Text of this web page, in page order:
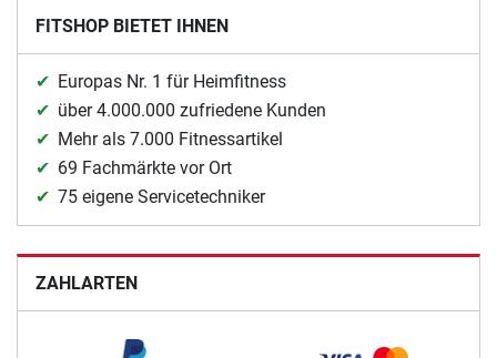
FITSHOP BIETET IHNEN
Europas Nr. 1 für Heimfitness
über 4.000.000 zufriedene Kunden
Mehr als 7.000 Fitnessartikel
69 Fachmärkte vor Ort
75 eigene Servicetechniker
ZAHLARTEN